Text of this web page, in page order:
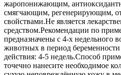
жаропонижающим,
смягчающим, регенерирующим,
свойствами.Не является
средством.Рекомендации по
предназначены с 4-х недельного
животных в период
действия: 4-5 недель.Способ
точечно нанесите необходимое